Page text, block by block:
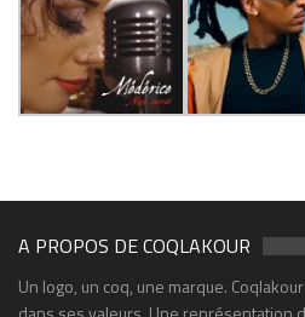
A PROPOS DE COQLAKOUR
Un logo, un coq, une marque.